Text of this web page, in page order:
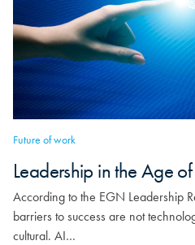
Future of work
Leadership in the Age
According to the EGN Leadership
barriers to success are not
cultural. AI…